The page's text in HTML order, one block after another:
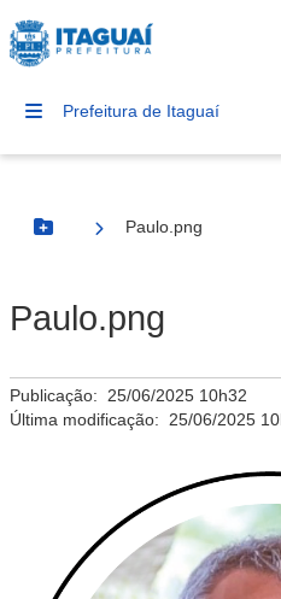
Prefeitura de Itaguaí
Botão Menu
Paulo.png
Paulo.png
Publicação: 25/06/2025 10h32
Última modificação: 25/06/2025